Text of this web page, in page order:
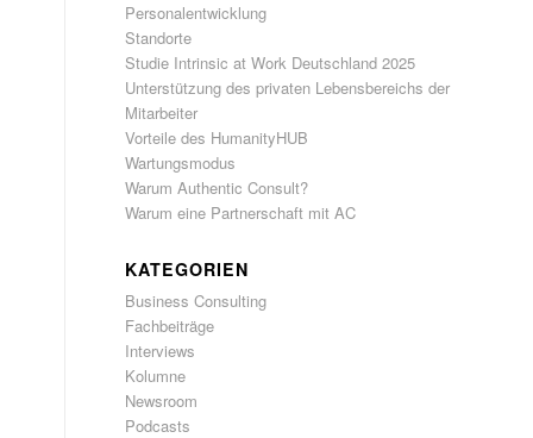
Personalentwicklung
Standorte
Studie Intrinsic at Work Deutschland 2025
Unterstützung des privaten Lebensbereichs der
Mitarbeiter
Vorteile des HumanityHUB
Wartungsmodus
Warum Authentic Consult?
Warum eine Partnerschaft mit AC
KATEGORIEN
Business Consulting
Fachbeiträge
Interviews
Kolumne
Newsroom
Podcasts